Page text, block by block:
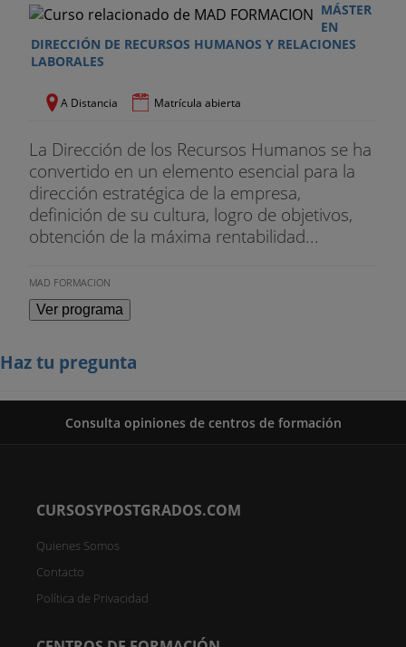
MÁSTER
EN
DIRECCIÓN DE RECURSOS HUMANOS Y RELACIONES
LABORALES
A Distancia Matrícula abierta
La Dirección de los Recursos Humanos se ha
convertido en un elemento esencial para la
dirección estratégica de la empresa,
definición de su cultura, logro de objetivos,
obtención de la máxima rentabilidad...
MAD FORMACION
Ver programa
Haz tu pregunta
Consulta opiniones de centros de formación
CURSOSYPOSTGRADOS.COM
Quienes Somos
Contacto
Política de Privacidad